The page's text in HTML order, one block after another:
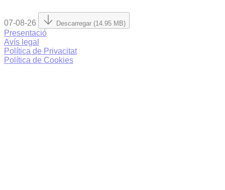
07-08-26 Descarregar (14.95 MB)
Presentació
Avís legal
Política de Privacitat
Política de Cookies